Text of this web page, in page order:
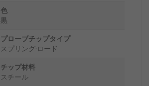
色
黒
プローブチップタイプ
スプリング·ロード
チップ材料
スチール